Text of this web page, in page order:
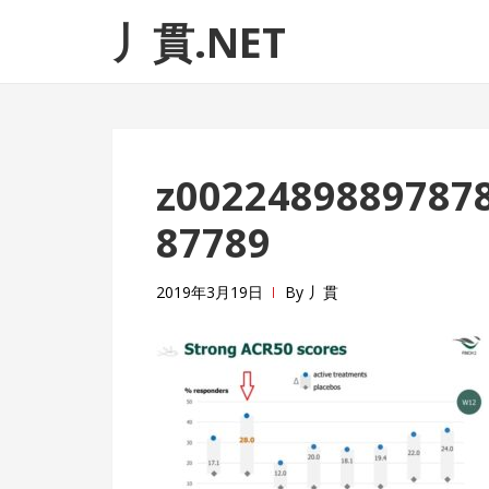
ゲ
テ丿貫.NET
87789
2019年3月19日 By 丿貫